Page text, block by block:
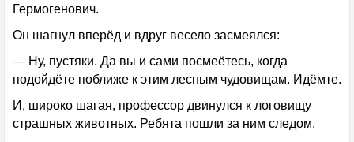
Гермогенович.
Он шагнул вперёд и вдруг весело засмеялся:
— Ну, пустяки. Да вы и сами посмеётесь, когда
подойдёте поближе к этим лесным чудовищам. Идёмте.
И, широко шагая, профессор двинулся к логовищу
страшных животных. Ребята пошли за ним следом.